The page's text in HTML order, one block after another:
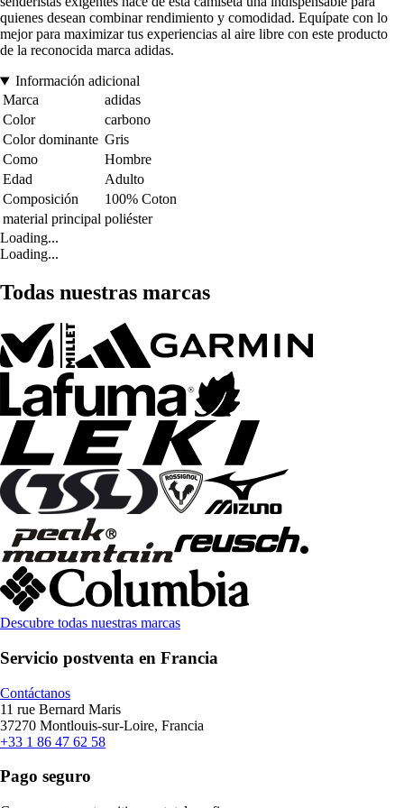
quienes desean combinar rendimiento y comodidad. Equípate con lo
mejor para maximizar tus experiencias al aire libre con este producto
de la reconocida marca adidas.
Información adicional
Marca
adidas
Color
carbono
Color dominante Gris
Como
Hombre
Edad
Adulto
Composición
100% Coton
material principal poliéster
Loading...
Loading...
Todas nuestras marcas
Descubre todas nuestras marcas
Servicio postventa en Francia
Contáctanos
11 rue Bernard Maris
37270 Montlouis-sur-Loire, Francia
+33 1 86 47 62 58
Pago seguro